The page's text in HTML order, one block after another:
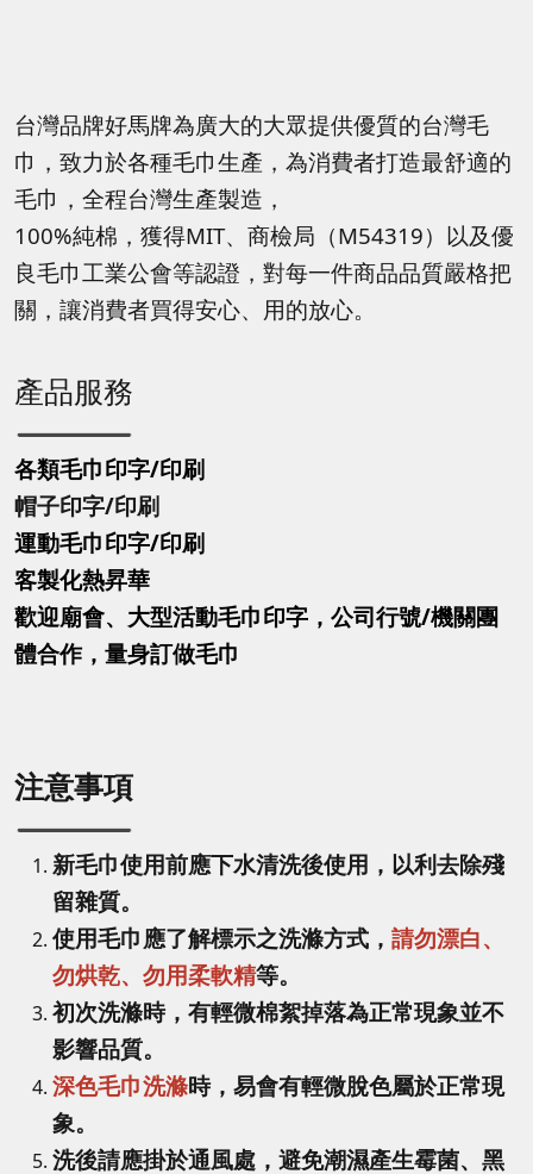
台灣品牌好馬牌為廣大的大眾提供優質的台灣毛
巾，致力於各種毛巾生產，為消費者打造最舒適的
毛巾，全程台灣生產製造，
100%純棉，獲得MIT、商檢局（M54319）以及優
良毛巾工業公會等認證，對每一件商品品質嚴格把
關，讓消費者買得安心、用的放心。
產品服務
各類毛巾印字/印刷
帽子印字/印刷
運動毛巾印字/印刷
客製化熱昇華
歡迎廟會、大型活動毛巾印字，公司行號/機關團
體合作，量身訂做毛巾
注意事項
新毛巾使用前應下水清洗後使用，以利去除殘
留雜質。
使用毛巾應了解標示之洗滌方式， 請勿漂白、
勿烘乾、勿用柔軟精等。
初次洗滌時，有輕微棉絮掉落為正常現象並不
影響品質。
深色毛巾洗滌時，易會有輕微脫色屬於正常現
象。
洗後請應掛於通風處，避免潮濕產生霉菌、黑